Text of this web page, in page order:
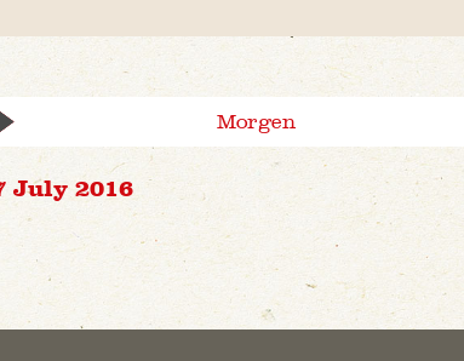
Morgen
July 2016